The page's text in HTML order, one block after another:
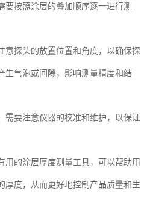
要按照涂层的叠加顺序逐一进行测
意探头的放置位置和角度，以确保探
生气泡或间隙，影响测量精度和结
需要注意仪器的校准和维护，以保证
用的涂层厚度测量工具，可以帮助用
厚度，从而更好地控制产品质量和生